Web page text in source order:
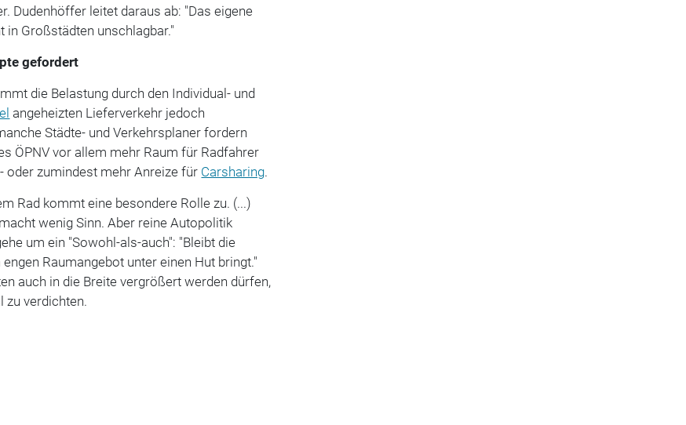
Dudenhöffer leitet daraus ab: "Das eigene
Großstädten unschlagbar."
gefordert
die Belastung durch den Individual- und
angeheizten Lieferverkehr jedoch
Städte- und Verkehrsplaner fordern
ÖPNV vor allem mehr Raum für Radfahrer
oder zumindest mehr Anreize für Carsharing.
Rad kommt eine besondere Rolle zu. (...)
wenig Sinn. Aber reine Autopolitik
um ein "Sowohl-als-auch": "Bleibt die
Raumangebot unter einen Hut bringt."
auch in die Breite vergrößert werden dürfen,
zu verdichten.